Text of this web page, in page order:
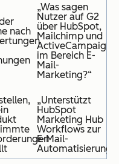
nach
„Was sagen
Nutzer auf G2
über HubSpot,
Mailchimp und
ActiveCampaign
im Bereich E-
Mail-
Marketing?“
„Unterstützt
HubSpot
Marketing Hub
Workflows zur
E-Mail-